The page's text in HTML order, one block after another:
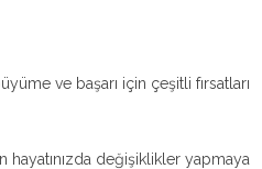
ve başarı için çeşitli fırsatları
hayatınızda değişiklikler yapmaya